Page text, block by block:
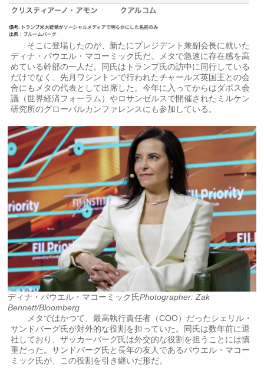
そこに登場したのが、新たにプレジデント兼副会長に就いた
ディナ・パウエル・マコーミック氏だ。メタで急速に存在感を高
めている幹部の一人だ。同氏はトランプ氏の訪中に同行している
だけでなく、先月ワシントンで行われたチャールズ英国王との会
合にもメタの代表として出席した。今年に入ってからはダボス会
議（世界経済フォーラム）やロサンゼルスで開催されたミルケン
研究所のグローバルカンファレンスにも参加している。
ディナ・パウエル・マコーミック氏Photographer: Zak
Bennett/Bloomberg
メタではかつて、最高執行責任者（COO）だったシェリル・
サンドバーグ氏が対外的な役割を担っていた。同氏は数年前に退
社しており、ザッカーバーグ氏は外交的な役割を担うことには慎
重だった。サンドバーグ氏と長年の友人であるパウエル・マコー
ミック氏が、この役割を引き継いだ形だ。